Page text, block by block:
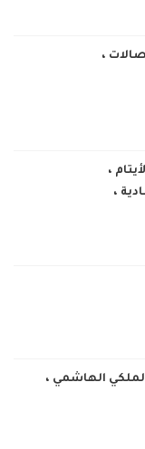
،
،
،
الملكي الهاشمي ،